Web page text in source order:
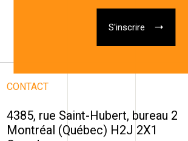
CONTACT
4385, rue Saint-Hubert, bureau 2
Montréal (Québec) H2J 2X1